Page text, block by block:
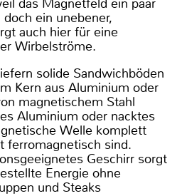
ein unebener,
auch hier für eine
Wirbelströme.
solide Sandwichböden
Kern aus Aluminium oder
magnetischem Stahl
Aluminium oder nacktes
Welle komplett
ferromagnetisch sind.
Geschirr sorgt
Energie ohne
und Steaks